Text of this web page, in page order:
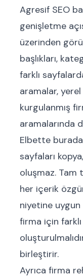
Agresif SEO
genişletme
üzerinden
başlıkları,
farklı
aramalar,
kurgulanmış
aramalarında
Elbette
sayfaları
oluşmaz. Tam
her içerik
niyetine uygun
firma için
birleştirir.
Ayrıca firma